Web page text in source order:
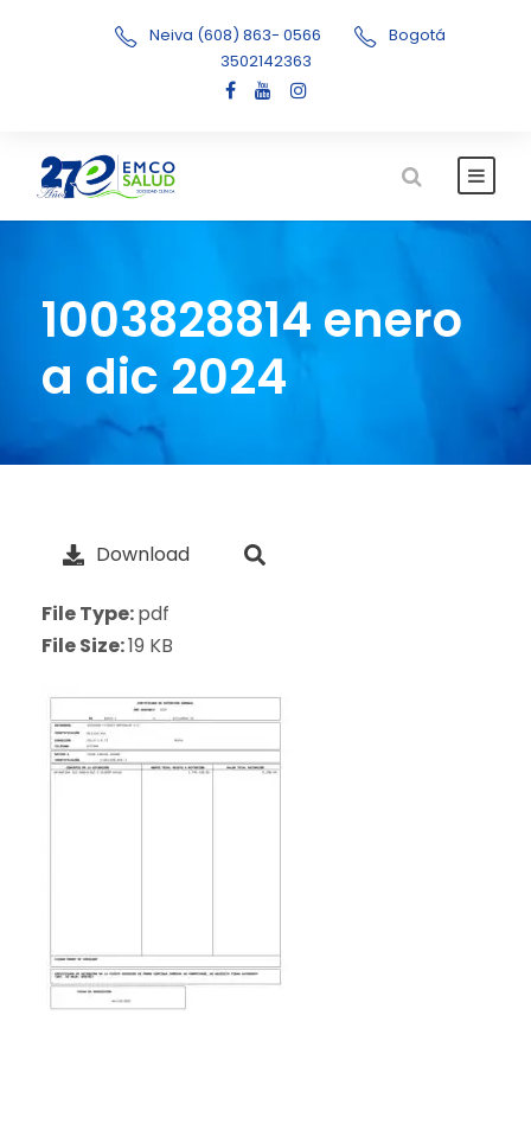
Neiva (608) 863- 0566
Bogotá
3502142363
1003828814 enero
a dic 2024
Download
File Type:pdf
File Size:19 KB